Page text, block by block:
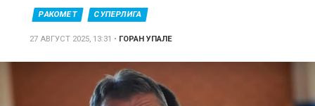
РАКОМЕТ СУПЕРЛИГА
27 АВГУСТ 2025, 13:31 • ГОРАН УПАЛЕ